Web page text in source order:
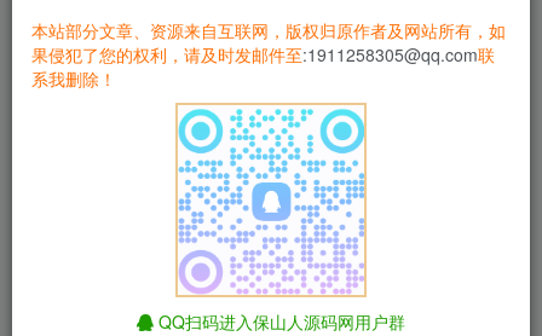
助力个人高效管理云盘资源 自适应pc和手机端
本站部分文章、资源来自互联网，版权归原作者及网站所有，如
果侵犯了您的权利，请及时发邮件至:1911258305@qq.com联
系我删除！
QQ扫码进入保山人源码网用户群